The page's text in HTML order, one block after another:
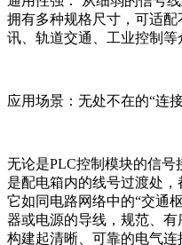
拥有多种规格尺寸，可适
讯、轨道交通、工业控制等
应用场景：无处不在的“连
无论是PLC控制模块的信
是配电箱内的线号过渡处，
它如同电路网络中的“交通
器或电源的导线，规范、有
构建起清晰、可靠的电气连